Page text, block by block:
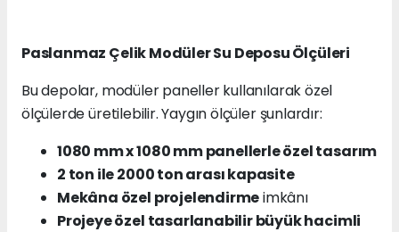
Paslanmaz Çelik Modüler Su Deposu Ölçüleri
Bu depolar, modüler paneller kullanılarak özel
ölçülerde üretilebilir. Yaygın ölçüler şunlardır:
1080 mm x 1080 mm panellerle özel tasarım
2 ton ile 2000 ton arası kapasite
Mekâna özel projelendirmeimkânı
Projeye özel tasarlanabilir büyük hacimli